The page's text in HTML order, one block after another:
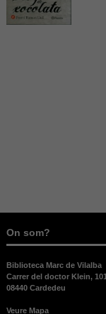
On som?
Biblioteca Marc de Vilalba
Carrer del doctor Klein, 101
08440 Cardedeu
Veure Mapa